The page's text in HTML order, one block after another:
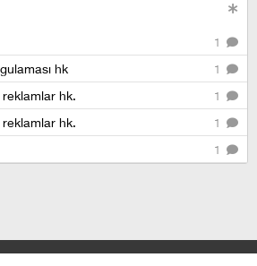
1
1
hk
1
hk.
1
hk.
1